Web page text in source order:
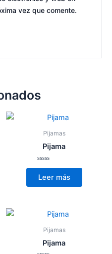
vez que comente.
Pijamas
Pijama
Valorado
con
0
Leer más
Pijamas
Pijama